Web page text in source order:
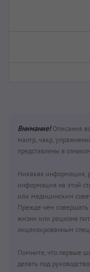
Внимание!Описания
мантр, чакр,
представлены в
Никакая информация,
информация на этой
или медицинским
Прежде чем
жизни или рациона
лицензированным
Помните, что первые
делать под